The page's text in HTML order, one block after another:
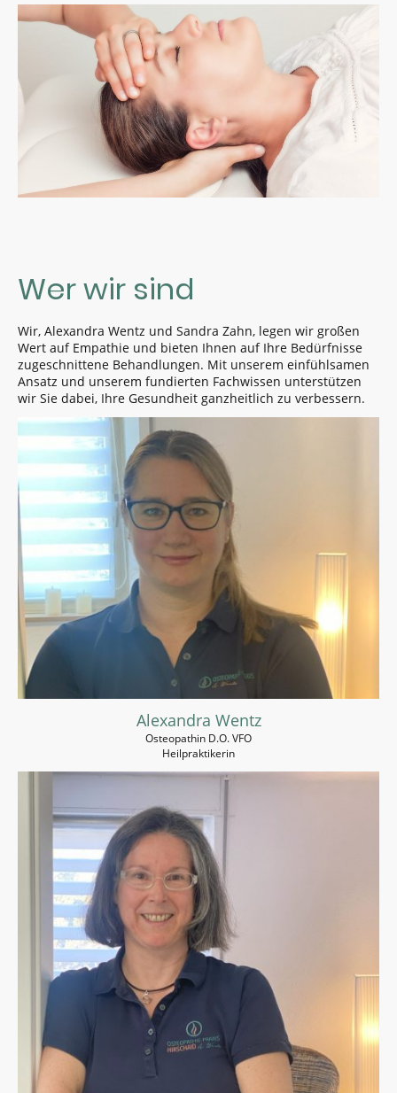
Wer wir sind
Wir, Alexandra Wentz und Sandra Zahn, legen wir großen
Wert auf Empathie und bieten Ihnen auf Ihre Bedürfnisse
zugeschnittene Behandlungen. Mit unserem einfühlsamen
Ansatz und unserem fundierten Fachwissen unterstützen
wir Sie dabei, Ihre Gesundheit ganzheitlich zu verbessern.
Alexandra Wentz
Osteopathin D.O. VFO
Heilpraktikerin